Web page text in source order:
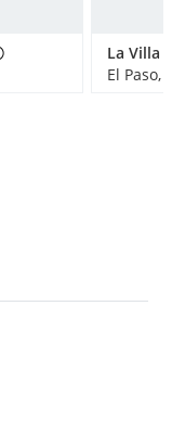
La Villa
El Paso,